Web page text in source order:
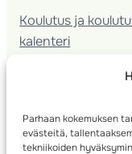
Parhaan kokemuksen
evästeitä,
tekniikoiden
Koulutus ja
kalenteri
Seura­kehittäminen
Kartoitus
Ratamestari